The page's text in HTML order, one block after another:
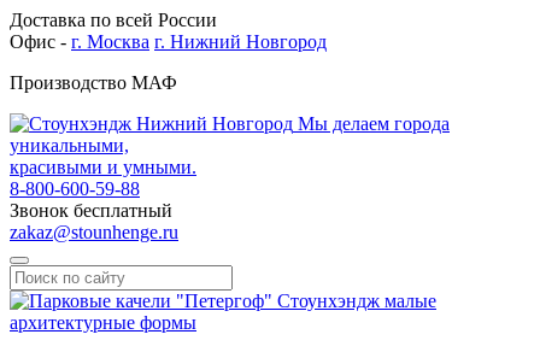
Доставка по всей России
Офис - г. Москва г. Нижний Новгород
Производство МАФ
Мы делаем города
уникальными,
красивыми и умными.
8-800-600-59-88
Звонок бесплатный
zakaz@stounhenge.ru